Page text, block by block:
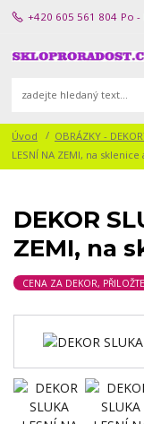
+420 605 561 804 Po -
Úvod OBRÁZKY -
LESNÍ NA ZEMI, na
DEKOR
ZEMI, na
CENA ZA DEKOR,